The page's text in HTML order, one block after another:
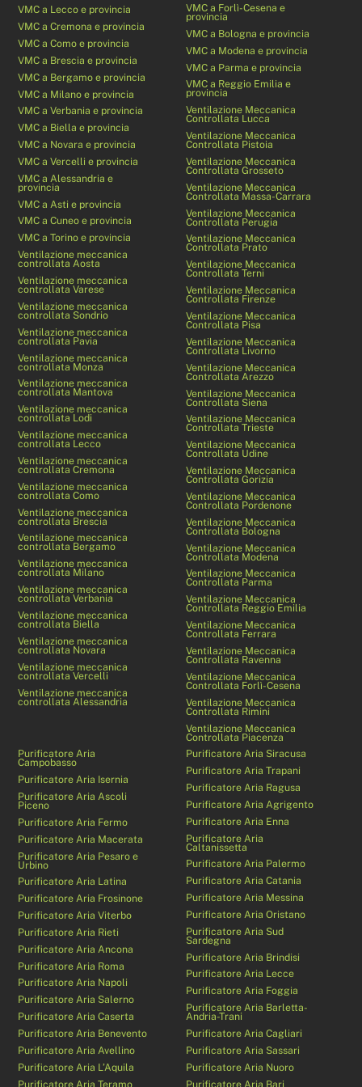
VMC a Lecco e provincia
VMC a Cremona e provincia
VMC a Como e provincia
VMC a Brescia e provincia
VMC a Bergamo e provincia
VMC a Milano e provincia
VMC a Verbania e provincia
VMC a Biella e provincia
VMC a Novara e provincia
VMC a Vercelli e provincia
VMC a Alessandria e
provincia
VMC a Asti e provincia
VMC a Cuneo e provincia
VMC a Torino e provincia
Ventilazione meccanica
controllata Aosta
Ventilazione meccanica
controllata Varese
Ventilazione meccanica
controllata Sondrio
Ventilazione meccanica
controllata Pavia
Ventilazione meccanica
controllata Monza
Ventilazione meccanica
controllata Mantova
Ventilazione meccanica
controllata Lodi
Ventilazione meccanica
controllata Lecco
Ventilazione meccanica
controllata Cremona
Ventilazione meccanica
controllata Como
Ventilazione meccanica
controllata Brescia
Ventilazione meccanica
controllata Bergamo
Ventilazione meccanica
controllata Milano
Ventilazione meccanica
controllata Verbania
Ventilazione meccanica
controllata Biella
Ventilazione meccanica
controllata Novara
Ventilazione meccanica
controllata Vercelli
Ventilazione meccanica
controllata Alessandria
VMC a Forlì-Cesena e
provincia
VMC a Bologna e provincia
VMC a Modena e provincia
VMC a Parma e provincia
VMC a Reggio Emilia e
provincia
Ventilazione Meccanica
Controllata Lucca
Ventilazione Meccanica
Controllata Pistoia
Ventilazione Meccanica
Controllata Grosseto
Ventilazione Meccanica
Controllata Massa-Carrara
Ventilazione Meccanica
Controllata Perugia
Ventilazione Meccanica
Controllata Prato
Ventilazione Meccanica
Controllata Terni
Ventilazione Meccanica
Controllata Firenze
Ventilazione Meccanica
Controllata Pisa
Ventilazione Meccanica
Controllata Livorno
Ventilazione Meccanica
Controllata Arezzo
Ventilazione Meccanica
Controllata Siena
Ventilazione Meccanica
Controllata Trieste
Ventilazione Meccanica
Controllata Udine
Ventilazione Meccanica
Controllata Gorizia
Ventilazione Meccanica
Controllata Pordenone
Ventilazione Meccanica
Controllata Bologna
Ventilazione Meccanica
Controllata Modena
Ventilazione Meccanica
Controllata Parma
Ventilazione Meccanica
Controllata Reggio Emilia
Ventilazione Meccanica
Controllata Ferrara
Ventilazione Meccanica
Controllata Ravenna
Ventilazione Meccanica
Controllata Forlì-Cesena
Ventilazione Meccanica
Controllata Rimini
Ventilazione Meccanica
Controllata Piacenza
Purificatore Aria
Campobasso
Purificatore Aria Isernia
Purificatore Aria Ascoli
Piceno
Purificatore Aria Fermo
Purificatore Aria Macerata
Purificatore Aria Pesaro e
Urbino
Purificatore Aria Latina
Purificatore Aria Frosinone
Purificatore Aria Viterbo
Purificatore Aria Rieti
Purificatore Aria Ancona
Purificatore Aria Roma
Purificatore Aria Napoli
Purificatore Aria Salerno
Purificatore Aria Caserta
Purificatore Aria Benevento
Purificatore Aria Avellino
Purificatore Aria L’Aquila
Purificatore Aria Teramo
Purificatore Aria Siracusa
Purificatore Aria Trapani
Purificatore Aria Ragusa
Purificatore Aria Agrigento
Purificatore Aria Enna
Purificatore Aria
Caltanissetta
Purificatore Aria Palermo
Purificatore Aria Catania
Purificatore Aria Messina
Purificatore Aria Oristano
Purificatore Aria Sud
Sardegna
Purificatore Aria Brindisi
Purificatore Aria Lecce
Purificatore Aria Foggia
Purificatore Aria Barletta-
Andria-Trani
Purificatore Aria Cagliari
Purificatore Aria Sassari
Purificatore Aria Nuoro
Purificatore Aria Bari